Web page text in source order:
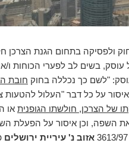
ולפסיקה בתחום הגנת הצרכן
עוסק, בשים לב לפערי הכוחות ו/
"לשם כך נכללה בחוק חובת
על כל דבר "העלול להטעות
של הצרכן, חולשתו הגופנית או
את השפה, וכן איסור על הפעלת
אזוב נ' עיריית ירושלים